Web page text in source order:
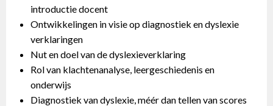
introductie docent
Ontwikkelingen in visie op diagnostiek en dyslexie
verklaringen
Nut en doel van de dyslexieverklaring
Rol van klachtenanalyse, leergeschiedenis en
onderwijs
Diagnostiek van dyslexie, méér dan tellen van scores